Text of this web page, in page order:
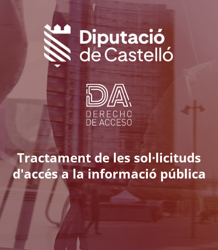
Tractament de les sol·licituds
d'accés a la informació pública